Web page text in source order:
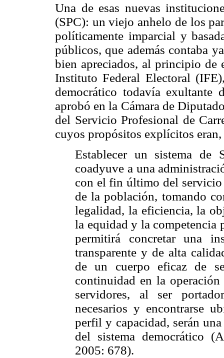
Una de esas nuevas
(SPC): un viejo anhelo de los
políticamente imparcial y
públicos, que además contaba
bien apreciados, al principio de
Instituto Federal Electoral
democrático todavía exultante
aprobó en la Cámara de
del Servicio Profesional de
cuyos propósitos explícitos
Establecer un sistema de
coadyuve a una
con el fin último del servicio
de la población, tomando
legalidad, la eficiencia, la
la equidad y la competencia
permitirá concretar una
transparente y de alta
de un cuerpo eficaz de
continuidad en la
servidores, al ser
necesarios y encontrarse
perfil y capacidad, serán
del sistema democrático
2005: 678).